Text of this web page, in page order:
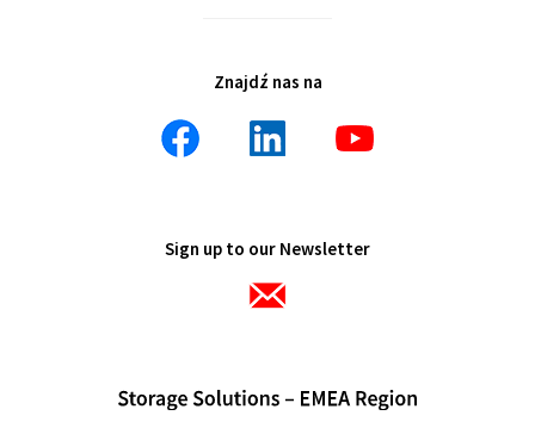
Znajdź nas na
Sign up to our Newsletter